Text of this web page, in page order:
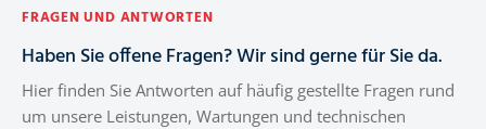
FRAGEN UND ANTWORTEN
Haben Sie offene Fragen? Wir sind gerne für Sie da.
Hier finden Sie Antworten auf häufig gestellte Fragen rund
um unsere Leistungen, Wartungen und technischen